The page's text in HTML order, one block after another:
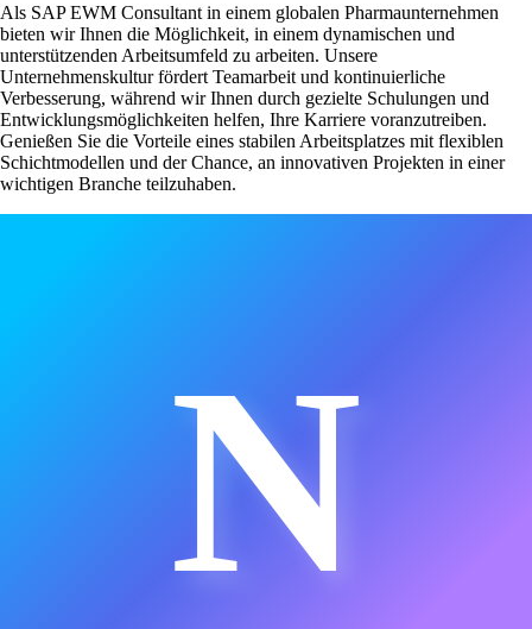
Als SAP EWM Consultant in einem globalen Pharmaunternehmen
bieten wir Ihnen die Möglichkeit, in einem dynamischen und
unterstützenden Arbeitsumfeld zu arbeiten. Unsere
Unternehmenskultur fördert Teamarbeit und kontinuierliche
Verbesserung, während wir Ihnen durch gezielte Schulungen und
Entwicklungsmöglichkeiten helfen, Ihre Karriere voranzutreiben.
Genießen Sie die Vorteile eines stabilen Arbeitsplatzes mit flexiblen
Schichtmodellen und der Chance, an innovativen Projekten in einer
wichtigen Branche teilzuhaben.
N